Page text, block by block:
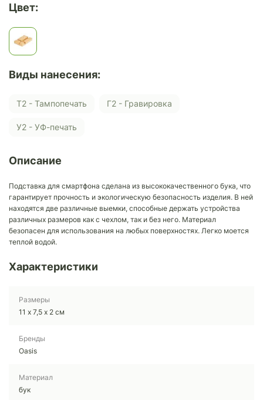
Цвет:
Виды нанесения:
Т2 - Тампопечать Г2 - Гравировка
У2 - УФ-печать
Описание
Подставка для смартфона сделана из высококачественного бука, что
гарантирует прочность и экологическую безопасность изделия. В ней
находятся две различные выемки, способные держать устройства
различных размеров как с чехлом, так и без него. Материал
безопасен для использования на любых поверхностях. Легко моется
теплой водой.
Характеристики
Размеры
11 х 7,5 х 2 см
Бренды
Oasis
Материал
бук